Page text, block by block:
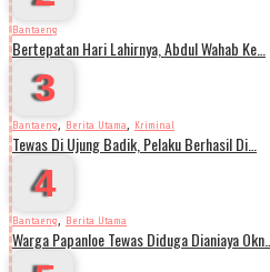
Bantaeng
Bertepatan Hari Lahirnya, Abdul Wahab Ke…
3
Bantaeng, Berita Utama, Kriminal
Tewas Di Ujung Badik, Pelaku Berhasil Di…
4
Bantaeng, Berita Utama
Warga Papanloe Tewas Diduga Dianiaya Okn…